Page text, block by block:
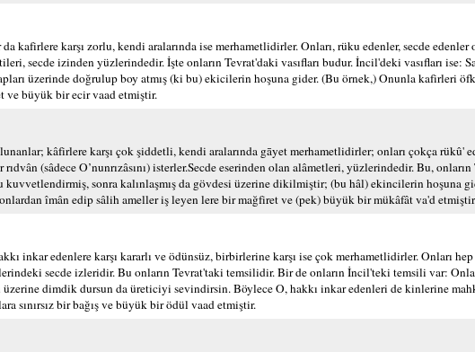
kafirlere karşı zorlu, kendi aralarında ise merhametlidirler. Onları, rüku edenler, secde edenler
secde izinden yüzlerindedir. İşte onların Tevrat'daki vasıfları budur. İncil'deki vasıfları ise:
üzerinde doğrulup boy atmış (ki bu) ekicilerin hoşuna gider. (Bu örnek,) Onunla kafirleri
ve büyük bir ecir vaad etmiştir.
kâfirlere karşı çok şiddetli, kendi aralarında gāyet merhametlidirler; onları çokça rükû'
(sâdece O’nunrızâsını) isterler.Secde eserinden olan alâmetleri, yüzlerindedir. Bu, onların
kuvvetlendirmiş, sonra kalınlaşmış da gövdesi üzerine dikilmiştir; (bu hâl) ekincilerin hoşuna
îmân edip sâlih ameller iş leyen lere bir mağfiret ve (pek) büyük bir mükâfât va'd
inkar edenlere karşı kararlı ve ödünsüz, birbirlerine karşı ise çok merhametlidirler. Onları
secde izleridir. Bu onların Tevrat'taki temsilidir. Bir de onların İncil'teki temsili var:
dimdik dursun da üreticiyi sevindirsin. Böylece O, hakkı inkar edenleri de kinlerine
sınırsız bir bağış ve büyük bir ödül vaad etmiştir.